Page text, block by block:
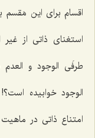
اقسام براى این مَقسم
استغناى ذاتى از
طرفَى الوجود و العدم
الوجود خوابیده
امتناع ذاتى در